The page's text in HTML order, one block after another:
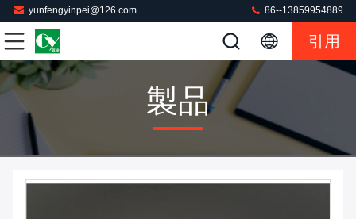
yunfengyinpei@126.com 86--13859954889
引用
製品